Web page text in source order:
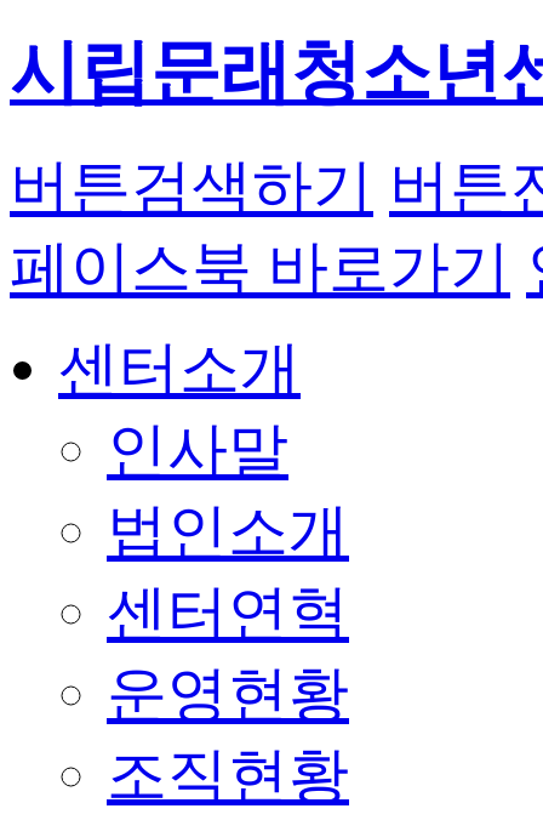
시립문래청소년
버튼검색하기 버튼
페이스북 바로가기
센터소개
인사말
법인소개
센터연혁
운영현황
조직현황